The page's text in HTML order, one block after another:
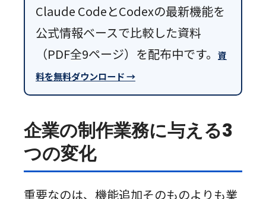
Claude CodeとCodexの最新機能を
公式情報ベースで比較した資料
（PDF全9ページ）を配布中です。 資
料を無料ダウンロード →
企業の制作業務に与える3
つの変化
重要なのは、機能追加そのものよりも業